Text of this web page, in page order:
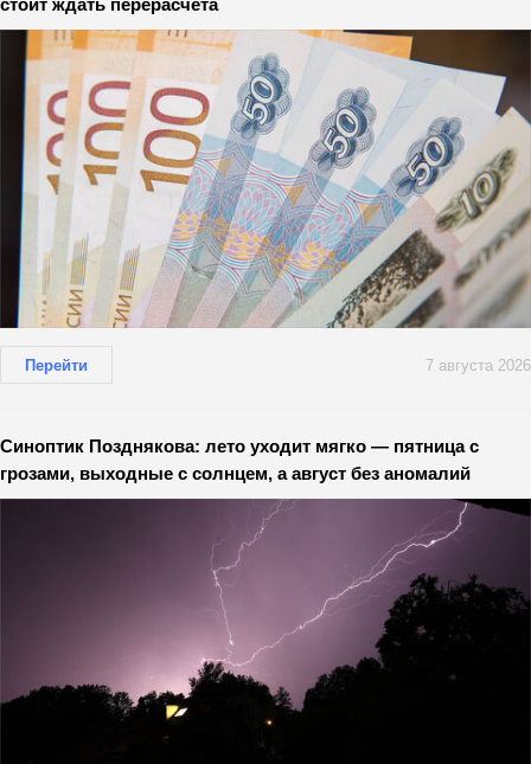
стоит ждать перерасчета
Перейти 7 августа 2026
Синоптик Позднякова: лето уходит мягко — пятница с
грозами, выходные с солнцем, а август без аномалий